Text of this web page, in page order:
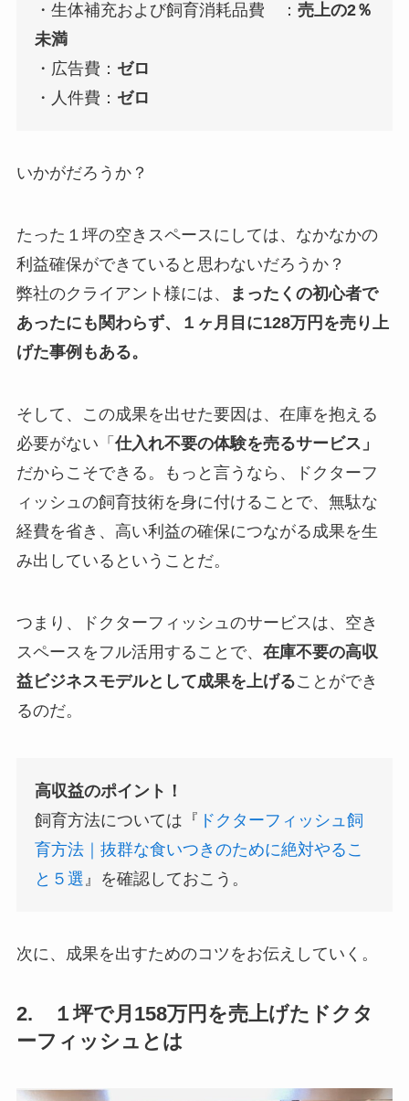
・生体補充および飼育消耗品費 ： 売上の2％
未満
・広告費： ゼロ
・人件費： ゼロ
いかがだろうか？
たった１坪の空きスペースにしては、なかなかの
利益確保ができていると思わないだろうか？
弊社のクライアント様には、
まったくの初心者で
あったにも関わらず、１ヶ月目に128万円を売り上
げた事例もある。
そして、この成果を出せた要因は、在庫を抱える
必要がない「 仕入れ不要の体験を売るサービス」
だからこそできる。もっと言うなら、ドクターフ
ィッシュの飼育技術を身に付けることで、無駄な
経費を省き、高い利益の確保につながる成果を生
み出しているということだ。
つまり、ドクターフィッシュのサービスは、空き
スペースをフル活用することで、 在庫不要の高収
益ビジネスモデルとして成果を上げることができ
るのだ。
高収益のポイント！
飼育方法については『 ドクターフィッシュ飼
育方法｜抜群な食いつきのために絶対やるこ
と５選 』を確認しておこう。
次に、成果を出すためのコツをお伝えしていく。
2. １坪で月158万円を売上げたドクタ
ーフィッシュとは